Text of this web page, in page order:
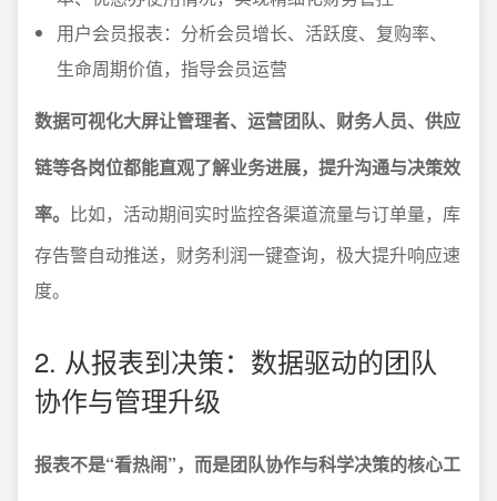
用户会员报表：分析会员增长、活跃度、复购率、
生命周期价值，指导会员运营
数据可视化大屏让管理者、运营团队、财务人员、供应
链等各岗位都能直观了解业务进展，提升沟通与决策效
率。 比如，活动期间实时监控各渠道流量与订单量，库
存告警自动推送，财务利润一键查询，极大提升响应速
度。
2. 从报表到决策：数据驱动的团队
协作与管理升级
报表不是“看热闹”，而是团队协作与科学决策的核心工